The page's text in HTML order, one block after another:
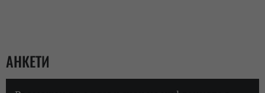
АНКЕТИ